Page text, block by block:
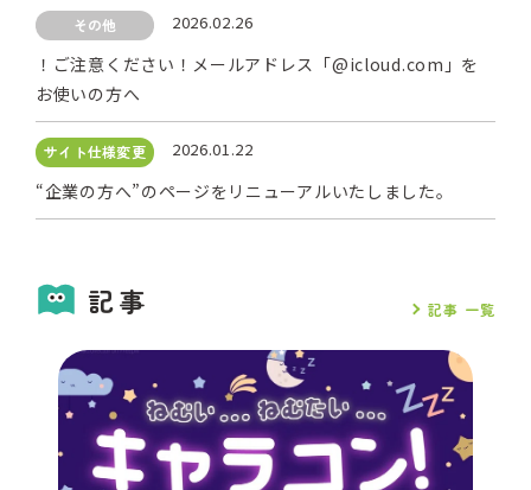
その他 2026.02.26
！ご注意ください！メールアドレス「@icloud.com」を
お使いの方へ
サイト仕様変更 2026.01.22
“企業の方へ”のページをリニューアルいたしました。
記事 記事 一覧